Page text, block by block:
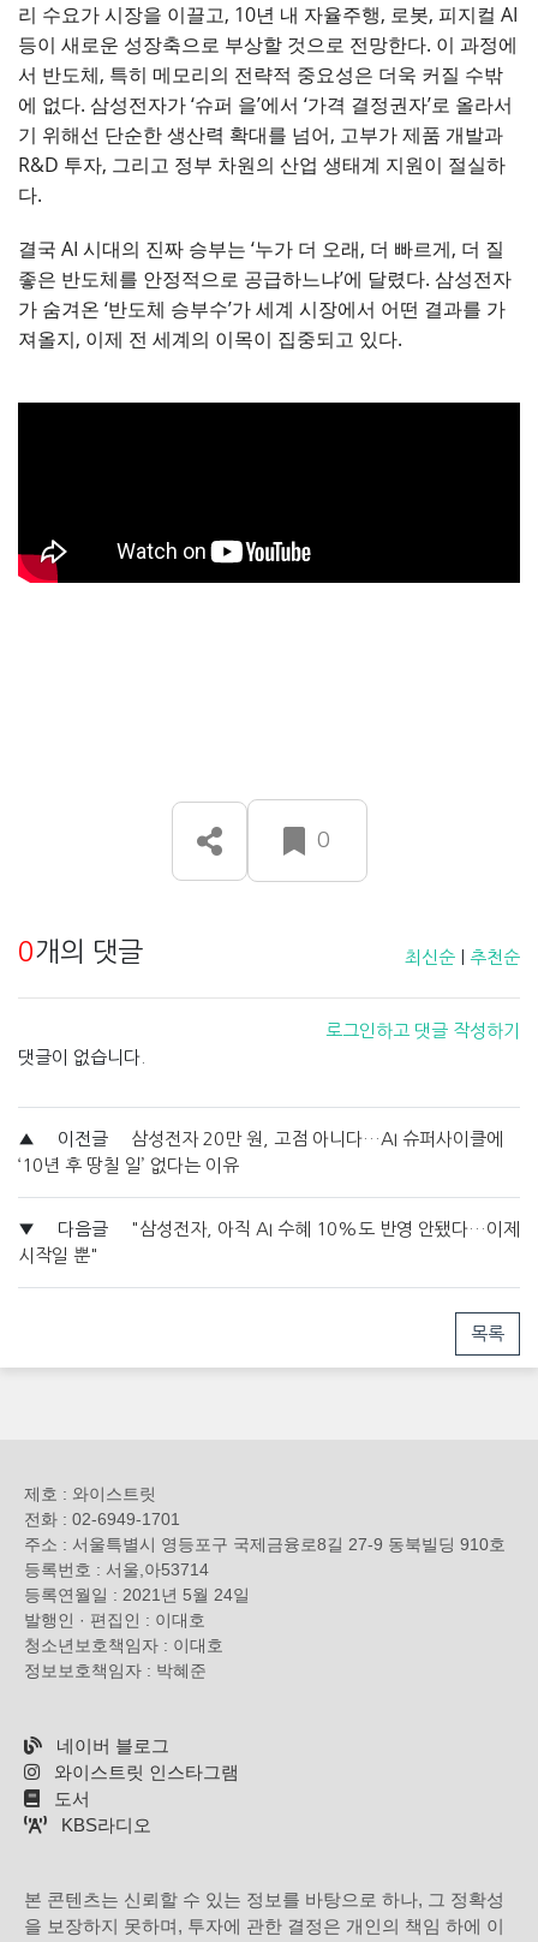
리 수요가 시장을 이끌고, 10년 내 자율주행, 로봇, 피지컬 AI
등이 새로운 성장축으로 부상할 것으로 전망한다. 이 과정에
서 반도체, 특히 메모리의 전략적 중요성은 더욱 커질 수밖
에 없다. 삼성전자가 ‘슈퍼 을’에서 ‘가격 결정권자’로 올라서
기 위해선 단순한 생산력 확대를 넘어, 고부가 제품 개발과
R&D 투자, 그리고 정부 차원의 산업 생태계 지원이 절실하
다.
결국 AI 시대의 진짜 승부는 ‘누가 더 오래, 더 빠르게, 더 질
좋은 반도체를 안정적으로 공급하느냐’에 달렸다. 삼성전자
가 숨겨온 ‘반도체 승부수’가 세계 시장에서 어떤 결과를 가
져올지, 이제 전 세계의 이목이 집중되고 있다.
0
0개의 댓글 최신순 추천순
로그인하고 댓글 작성하기
댓글이 없습니다.
▲ 이전글
삼성전자 20만 원, 고점 아니다…AI 슈퍼사이클에
‘10년 후 땅칠 일’ 없다는 이유
▼ 다음글
"삼성전자, 아직 AI 수혜 10%도 반영 안됐다…이제
시작일 뿐"
목록
제호 : 와이스트릿
전화 : 02-6949-1701
주소 : 서울특별시 영등포구 국제금융로8길 27-9 동북빌딩 910호
등록번호 : 서울,아53714
등록연월일 : 2021년 5월 24일
발행인 · 편집인 : 이대호
청소년보호책임자 : 이대호
정보보호책임자 : 박혜준
네이버 블로그
와이스트릿 인스타그램
도서
KBS라디오
본 콘텐츠는 신뢰할 수 있는 정보를 바탕으로 하나, 그 정확성
을 보장하지 못하며, 투자에 관한 결정은 개인의 책임 하에 이